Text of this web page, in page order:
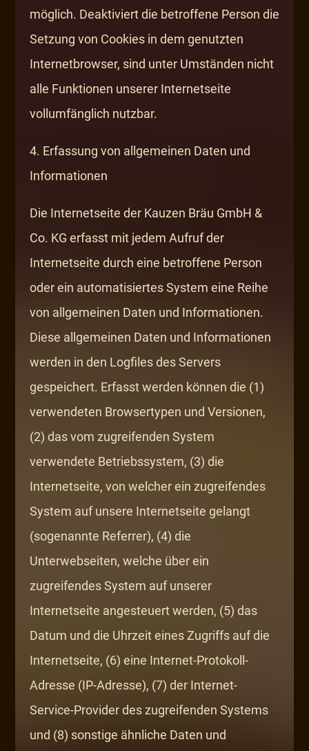
möglich. Deaktiviert die betroffene Person die
Setzung von Cookies in dem genutzten
Internetbrowser, sind unter Umständen nicht
alle Funktionen unserer Internetseite
vollumfänglich nutzbar.
4. Erfassung von allgemeinen Daten und
Informationen
Die Internetseite der Kauzen Bräu GmbH &
Co. KG erfasst mit jedem Aufruf der
Internetseite durch eine betroffene Person
oder ein automatisiertes System eine Reihe
von allgemeinen Daten und Informationen.
Diese allgemeinen Daten und Informationen
werden in den Logfiles des Servers
gespeichert. Erfasst werden können die (1)
verwendeten Browsertypen und Versionen,
(2) das vom zugreifenden System
verwendete Betriebssystem, (3) die
Internetseite, von welcher ein zugreifendes
System auf unsere Internetseite gelangt
(sogenannte Referrer), (4) die
Unterwebseiten, welche über ein
zugreifendes System auf unserer
Internetseite angesteuert werden, (5) das
Datum und die Uhrzeit eines Zugriffs auf die
Internetseite, (6) eine Internet-Protokoll-
Adresse (IP-Adresse), (7) der Internet-
Service-Provider des zugreifenden Systems
und (8) sonstige ähnliche Daten und